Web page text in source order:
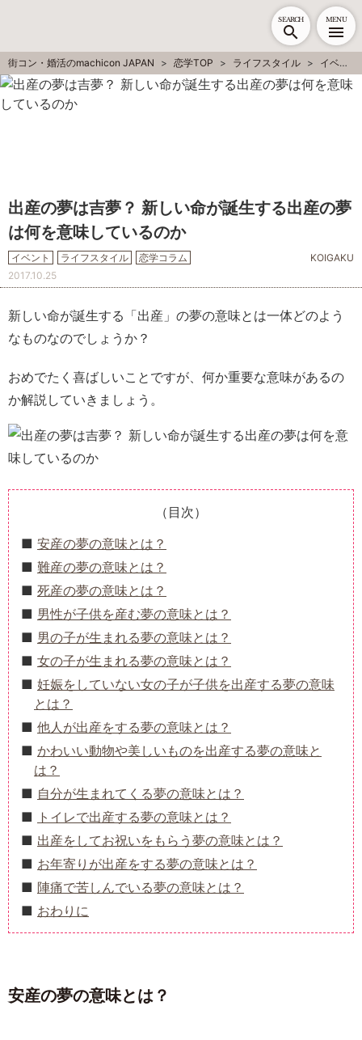
SEARCH MENU
街コン・婚活のmachicon JAPAN 恋学TOP ライフスタイル イベント
出産の夢は吉夢？ 新しい命が誕生する出産の夢
は何を意味しているのか
イベント ライフスタイル 恋学コラム
KOIGAKU
2017.10.25
新しい命が誕生する「出産」の夢の意味とは一体どのよう
なものなのでしょうか？
おめでたく喜ばしいことですが、何か重要な意味があるの
か解説していきましょう。
（目次）
安産の夢の意味とは？
難産の夢の意味とは？
死産の夢の意味とは？
男性が子供を産む夢の意味とは？
男の子が生まれる夢の意味とは？
女の子が生まれる夢の意味とは？
妊娠をしていない女の子が子供を出産する夢の意味
とは？
他人が出産をする夢の意味とは？
かわいい動物や美しいものを出産する夢の意味と
は？
自分が生まれてくる夢の意味とは？
トイレで出産する夢の意味とは？
出産をしてお祝いをもらう夢の意味とは？
お年寄りが出産をする夢の意味とは？
陣痛で苦しんでいる夢の意味とは？
おわりに
安産の夢の意味とは？